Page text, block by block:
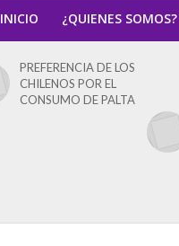
INICIO ¿QUIENES SOMOS?
PREFERENCIA DE LOS
CHILENOS POR EL
CONSUMO DE PALTA